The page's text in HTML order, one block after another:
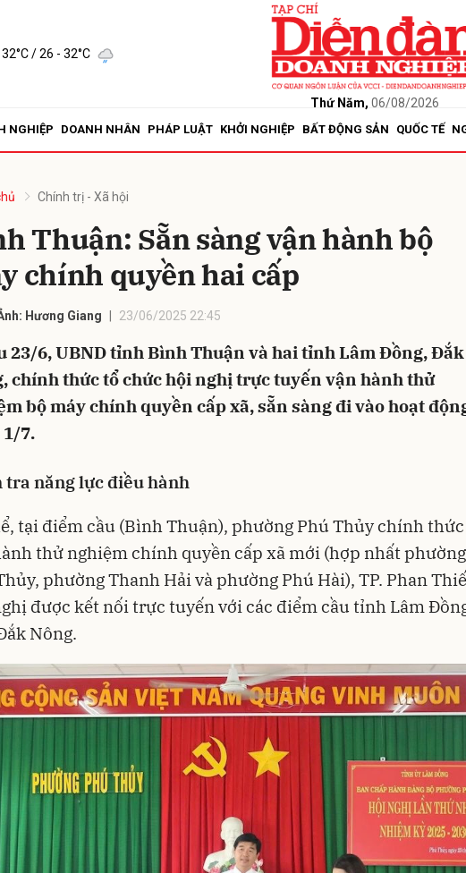
32°C/ 26 - 32°C
Thứ Năm, 06/08/2026
NGHIỆP DOANH NHÂN PHÁP LUẬT KHỞI NGHIỆP BẤT ĐỘNG SẢN QUỐC TẾ
Chính trị - Xã hội
Thuận: Sẵn sàng vận hành bộ
chính quyền hai cấp
Hương Giang 23/06/2025 22:45
23/6, UBND tỉnh Bình Thuận và hai tỉnh Lâm Đồng, Đắk
chính thức tổ chức hội nghị trực tuyến vận hành thử
bộ máy chính quyền cấp xã, sẵn sàng đi vào hoạt
7.
tra năng lực điều hành
tại điểm cầu (Bình Thuận), phường Phú Thủy chính thức
thử nghiệm chính quyền cấp xã mới (hợp nhất phường
phường Thanh Hải và phường Phú Hài), TP. Phan
được kết nối trực tuyến với các điểm cầu tỉnh Lâm
Nông.